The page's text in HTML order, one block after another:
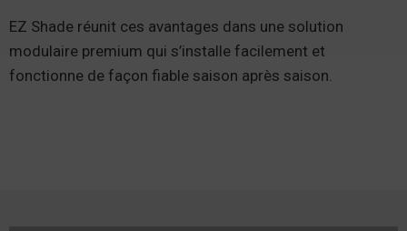
EZ Shade réunit ces avantages dans une solution
modulaire premium qui s’installe facilement et
fonctionne de façon fiable saison après saison.